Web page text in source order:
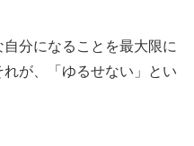
自分になることを最大限に
が、「ゆるせない」とい